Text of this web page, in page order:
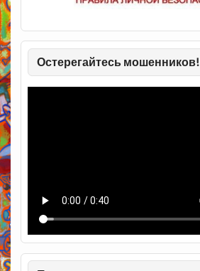
Остерегайтесь мошенников!